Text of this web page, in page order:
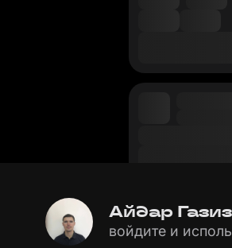
Айдар
войдите и